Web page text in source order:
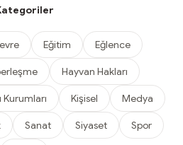
Eğitim Eğlence
Hayvan Hakları
Kişisel Medya
Sanat Siyaset Spor